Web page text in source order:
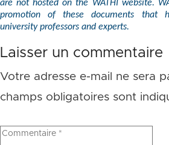
are not hosted on the WATHI website.
promotion of these documents that
university professors and experts.
Laisser un commentaire
Votre adresse e-mail ne sera
champs obligatoires sont